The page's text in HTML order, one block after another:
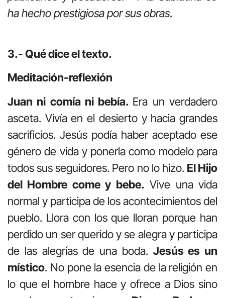
ha hecho prestigiosa por sus obras.
3.- Qué dice el texto.
Meditación-reflexión
Juan ni comía ni bebía. Era un verdadero
asceta. Vivía en el desierto y hacia grandes
sacrificios. Jesús podía haber aceptado ese
género de vida y ponerla como modelo para
todos sus seguidores. Pero no lo hizo. El Hijo
del Hombre come y bebe. Vive una vida
normal y participa de los acontecimientos del
pueblo. Llora con los que lloran porque han
perdido un ser querido y se alegra y participa
de las alegrías de una boda. Jesús es un
místico. No pone la esencia de la religión en
lo que el hombre hace y ofrece a Dios sino